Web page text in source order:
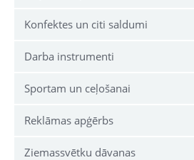
Konfektes un citi saldumi
Darba instrumenti
Sportam un ceļošanai
Reklāmas apģērbs
Ziemassvētku dāvanas